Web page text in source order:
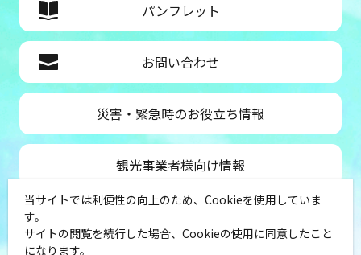
パンフレット
お問い合わせ
災害・緊急時のお役立ち情報
観光事業者様向け情報
公益社団法人神奈川県観光協会
〒231-8521
当サイトでは利便性の向上のため、Cookieを使用していま
す。
サイトの閲覧を続行した場合、Cookieの使用に同意したこと
になります。